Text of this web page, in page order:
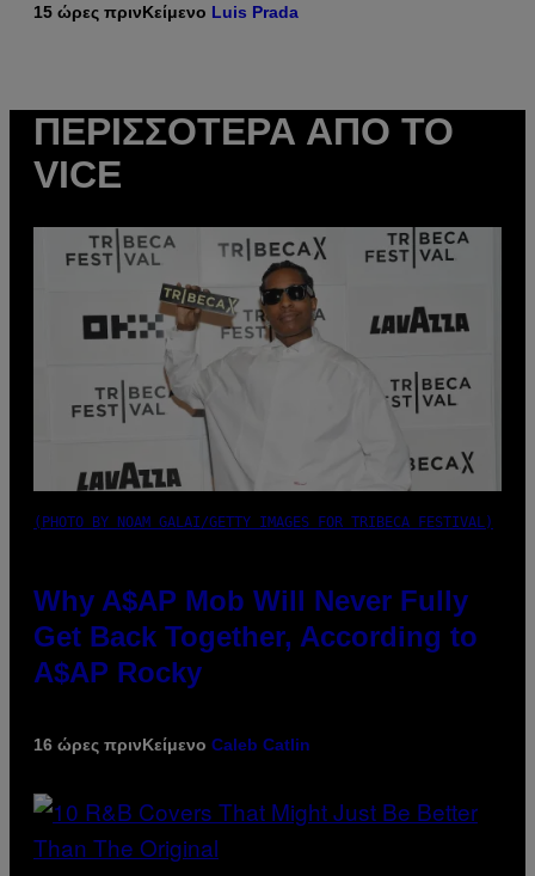
15 ώρες πρινΚείμενο Luis Prada
ΠΕΡΙΣΣΌΤΕΡΑ ΑΠΌ ΤΟ
VICE
(PHOTO BY NOAM GALAI/GETTY IMAGES FOR TRIBECA FESTIVAL)
Why A$AP Mob Will Never Fully
Get Back Together, According to
A$AP Rocky
16 ώρες πρινΚείμενο Caleb Catlin